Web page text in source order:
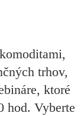
trhov,
ktoré
hod. Vyberte